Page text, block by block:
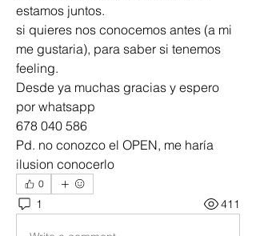
estamos juntos.
si quieres nos conocemos antes (a mi
me gustaria), para saber si tenemos
feeling.
Desde ya muchas gracias y espero
por whatsapp
678 040 586
Pd. no conozco el OPEN, me haría
ilusion conocerlo
0
1 411